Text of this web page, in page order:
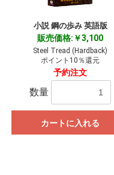
小説 鋼の歩み 英語版
販売価格:￥3,100
Steel Tread (Hardback)
ポイント10％還元
予約注文
数量
カートに入れる